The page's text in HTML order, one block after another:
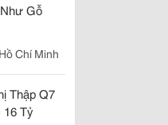
Gỗ
Hồ Chí Minh
Thập Q7
16 Tỷ